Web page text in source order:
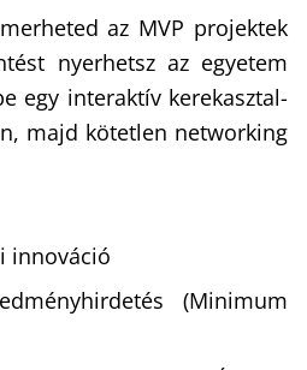
az MVP projektek
nyerhetsz az egyetem
egy interaktív kerekasztal-
majd kötetlen networking
innováció
(Minimum